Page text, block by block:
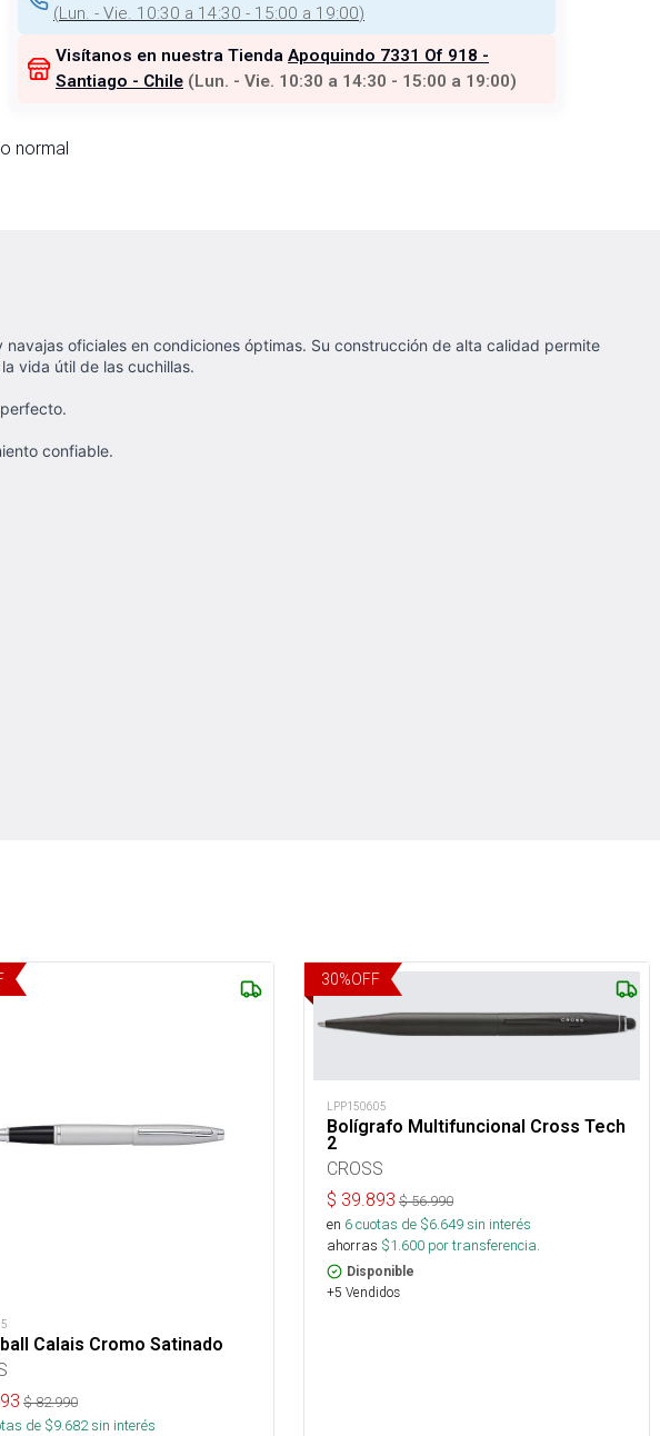
(Lun. - Vie. 10:30 a 14:30 - 15:00 a 19:00)
Visítanos en nuestra Tienda Apoquindo 7331 Of 918 -
Santiago - Chile (Lun. - Vie. 10:30 a 14:30 - 15:00 a 19:00)
normal
oficiales en condiciones óptimas. Su construcción de alta calidad permite
vida útil de las cuchillas.
confiable.
Calais Cromo Satinado
$82.990
de $9.682sin interés
30%OFF
LPP150605
Bolígrafo Multifuncional Cross Tech
2
CROSS
$ 39.893 $56.990
en 6cuotas de $6.649sin interés
ahorras $1.600 por transferencia.
Disponible
+5 Vendidos